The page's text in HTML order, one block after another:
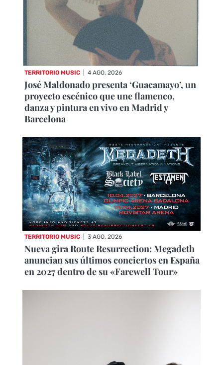
TERRITORIO MUSIC 4 AGO, 2026
José Maldonado presenta ‘Guacamayo’, un
proyecto escénico que une flamenco,
danza y pintura en vivo en Madrid y
Barcelona
TERRITORIO MUSIC 3 AGO, 2026
Nueva gira Route Resurrection: Megadeth
anuncian sus últimos conciertos en España
en 2027 dentro de su «Farewell Tour»